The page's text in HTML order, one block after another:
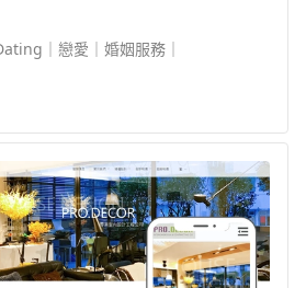
｜戀愛｜婚姻服務｜